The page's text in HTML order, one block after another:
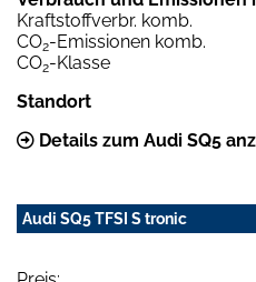
Kraftstoffverbr. komb.
CO2-Emissionen komb.
CO2-Klasse
Standort
Details zum Audi SQ5
Audi SQ5 TFSI S tronic